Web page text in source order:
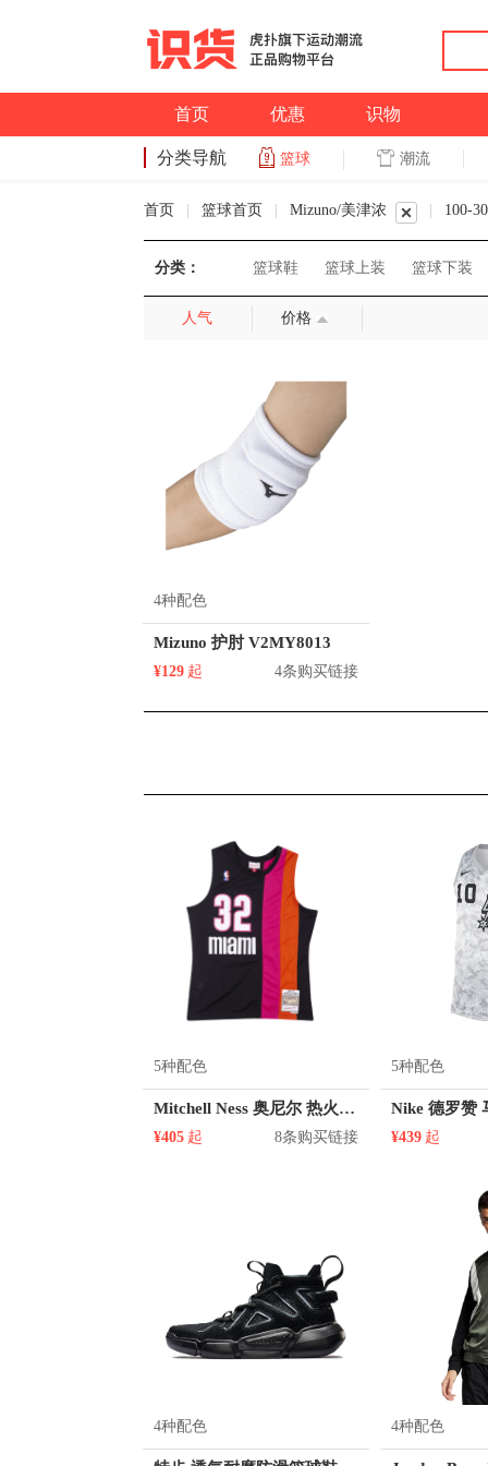
首页 优惠 识物
分类导航 篮球 潮流
首页 篮球首页 Mizuno/美津浓 100-
分类： 篮球鞋 篮球上装 篮球下装
人气 价格
4种配色
Mizuno 护肘 V2MY8013
¥129 起 4条购买链接
5种配色
Mitchell Ness 奥尼尔 热火队 32号球衣
¥405 起 8条购买链接
5种配色
¥439 起
4种配色 4种配色